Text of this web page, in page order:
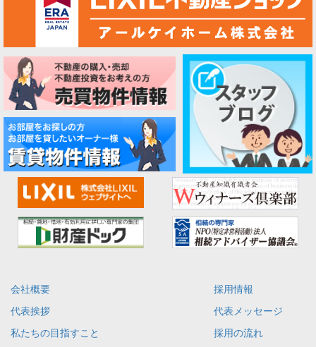
会社概要
代表挨拶
私たちの目指すこと
採用情報
代表メッセージ
採用の流れ